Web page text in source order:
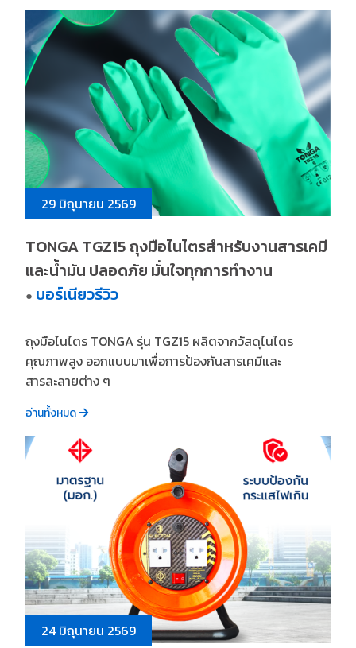
29 มิถุนายน 2569
TONGA TGZ15 ถุงมือไนไตรสำหรับงานสารเคมี
และน้ำมัน ปลอดภัย มั่นใจทุกการทำงาน
● บอร์เนียวรีวิว
ถุงมือไนไตร TONGA รุ่น TGZ15 ผลิตจากวัสดุไนไตร
คุณภาพสูง ออกแบบมาเพื่อการป้องกันสารเคมีและ
สารละลายต่าง ๆ
อ่านทั้งหมด
24 มิถุนายน 2569